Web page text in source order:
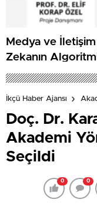
Medya ve
Zekanın
Farkındalık
İkçü Haber Ajansı
Doç. Dr.
Akademi
Seçildi
0 0